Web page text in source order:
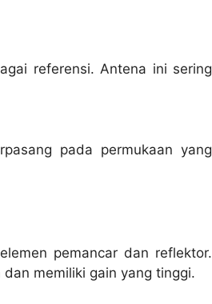
referensi. Antena ini sering
pada permukaan yang
pemancar dan reflektor.
memiliki gain yang tinggi.